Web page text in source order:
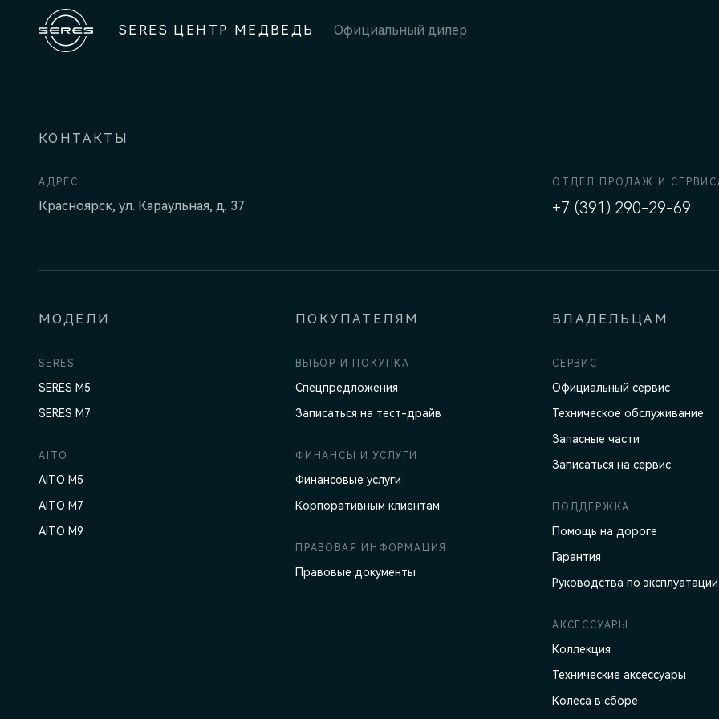
SERES ЦЕНТР МЕДВЕДЬ Официальный дилер
КОНТАКТЫ
АДРЕС
Красноярск, ул. Караульная, д. 37
ОТДЕЛ ПРОДАЖ И
+7 (391) 290-29-69
МОДЕЛИ
SERES
SERES M5
SERES M7
AITO
AITO M5
AITO M7
AITO M9
ПОКУПАТЕЛЯМ
ВЫБОР И ПОКУПКА
Спецпредложения
Записаться на тест-драйв
ФИНАНСЫ И УСЛУГИ
Финансовые услуги
Корпоративным клиентам
ПРАВОВАЯ ИНФОРМАЦИЯ
Правовые документы
ВЛАДЕЛЬЦАМ
СЕРВИС
Официальный сервис
Техническое обслуживание
Запасные части
Записаться на сервис
ПОДДЕРЖКА
Помощь на дороге
Гарантия
Руководства по эксплуатации
АКСЕССУАРЫ
Коллекция
Технические аксессуары
Колеса в сборе